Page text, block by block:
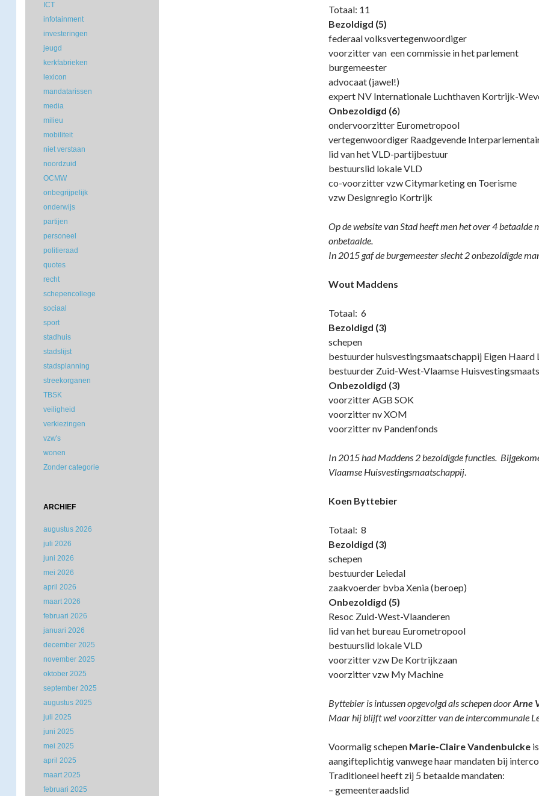
Totaal: 11
Bezoldigd (5)
federaal volksvertegenwoordiger
voorzitter van een commissie in het parlement
burgemeester
advocaat (jawel!)
expert NV Internationale Luchthaven Kortrijk-
Onbezoldigd (6)
ondervoorzitter Eurometropool
vertegenwoordiger Raadgevende
lid van het VLD-partijbestuur
bestuurslid lokale VLD
co-voorzitter vzw Citymarketing en Toerisme
vzw Designregio Kortrijk
Op de website van Stad heeft men het over 4 betaalde
onbetaalde.
In 2015 gaf de burgemeester slecht 2 onbezoldigde
Wout Maddens
Totaal: 6
Bezoldigd (3)
schepen
bestuurder huisvestingsmaatschappij Eigen Haard
bestuurder Zuid-West-Vlaamse
Onbezoldigd (3)
voorzitter AGB SOK
voorzitter nv XOM
voorzitter nv Pandenfonds
In 2015 had Maddens 2 bezoldigde functies.
Vlaamse Huisvestingsmaatschappij.
Koen Byttebier
Totaal: 8
Bezoldigd (3)
schepen
bestuurder Leiedal
zaakvoerder bvba Xenia (beroep)
Onbezoldigd (5)
Resoc Zuid-West-Vlaanderen
lid van het bureau Eurometropool
bestuurslid lokale VLD
voorzitter vzw De Kortrijkzaan
voorzitter vzw My Machine
Byttebier is intussen opgevolgd als schepen doorArne
Maar hij blijft wel voorzitter van de intercommunale
Voormalig schepen Marie-Claire Vandenbulcke
aangifteplichtig vanwege haar mandaten bij
Traditioneel heeft zij 5 betaalde mandaten:
– gemeenteraadslid
ICT
infotainment
investeringen
jeugd
kerkfabrieken
lexicon
mandatarissen
media
milieu
mobiliteit
niet verstaan
noordzuid
OCMW
onbegrijpelijk
onderwijs
partijen
personeel
politieraad
quotes
recht
schepencollege
sociaal
sport
stadhuis
stadslijst
stadsplanning
streekorganen
TBSK
veiligheid
verkiezingen
vzw's
wonen
Zonder categorie
ARCHIEF
augustus 2026
juli 2026
juni 2026
mei 2026
april 2026
maart 2026
februari 2026
januari 2026
december 2025
november 2025
oktober 2025
september 2025
augustus 2025
juli 2025
juni 2025
mei 2025
april 2025
maart 2025
februari 2025